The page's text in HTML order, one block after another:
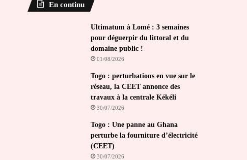
En continu
Ultimatum à Lomé : 3 semaines
pour déguerpir du littoral et du
domaine public !
01/08/2026
Togo : perturbations en vue sur le
réseau, la CEET annonce des
travaux à la centrale Kékéli
30/07/2026
Togo : Une panne au Ghana
perturbe la fourniture d’électricité
(CEET)
30/07/2026